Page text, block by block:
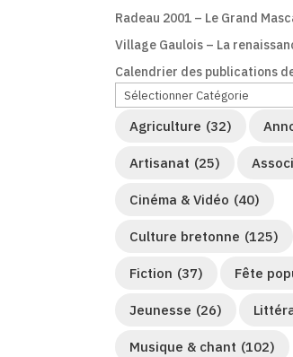
Radeau 2001 – Le Grand
Village Gaulois – La
Calendrier des publications
Agriculture (32)
Artisanat (25)
Cinéma & Vidéo (40)
Culture bretonne (125)
Fiction (37) Fête
Jeunesse (26)
Musique & chant (102)